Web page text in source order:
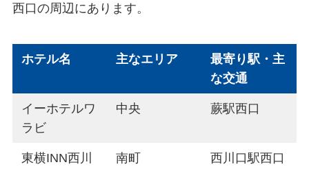
西口の周辺にあります。
ホテル名 主なエリア
最寄り駅・主
な交通
イーホテルワ
ラビ
中央 蕨駅西口
東横INN西川
南町 西川口駅西口